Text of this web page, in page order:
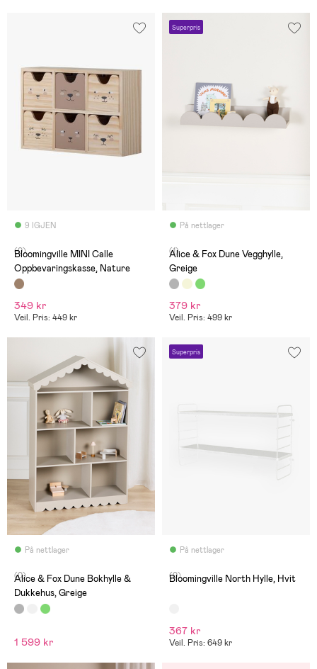
9 IGJEN
(0)
Bloomingville MINI Calle
Oppbevaringskasse, Nature
349 kr
Veil. Pris: 449 kr
Superpris
På nettlager
(1)
Alice & Fox Dune Vegghylle,
Greige
379 kr
Veil. Pris: 499 kr
På nettlager
(0)
Alice & Fox Dune Bokhylle &
Dukkehus, Greige
1 599 kr
Superpris
På nettlager
(0)
Bloomingville North Hylle, Hvit
367 kr
Veil. Pris: 649 kr